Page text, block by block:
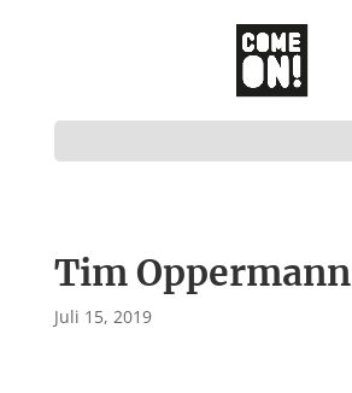
Tim Oppermann
Juli 15, 2019